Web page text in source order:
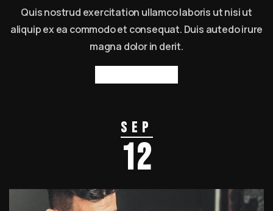
Quis nostrud exercitation ullamco laboris ut nisi ut
aliquip ex ea commodo et consequat. Duis autedo irure
magna dolor in derit.
Sep
12